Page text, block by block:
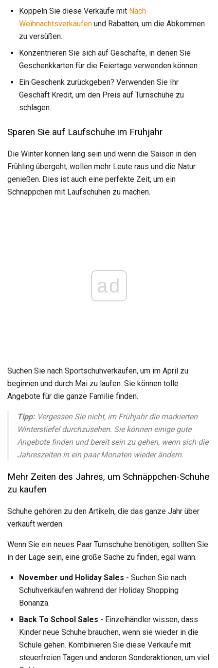
Koppeln Sie diese Verkäufe mit Nach-
Weihnachtsverkäufen und Rabatten, um die Abkommen
zu versüßen.
Konzentrieren Sie sich auf Geschäfte, in denen Sie
Geschenkkarten für die Feiertage verwenden können.
Ein Geschenk zurückgeben? Verwenden Sie Ihr
Geschäft Kredit, um den Preis auf Turnschuhe zu
schlagen.
Sparen Sie auf Laufschuhe im Frühjahr
Die Winter können lang sein und wenn die Saison in den
Frühling übergeht, wollen mehr Leute raus und die Natur
genießen. Dies ist auch eine perfekte Zeit, um ein
Schnäppchen mit Laufschuhen zu machen.
ad
Suchen Sie nach Sportschuhverkäufen, um im April zu
beginnen und durch Mai zu laufen. Sie können tolle
Angebote für die ganze Familie finden.
Tipp:Vergessen Sie nicht, im Frühjahr die markierten
Winterstiefel durchzusehen. Sie können einige gute
Angebote finden und bereit sein zu gehen, wenn sich die
Jahreszeiten in ein paar Monaten wieder ändern.
Mehr Zeiten des Jahres, um Schnäppchen-Schuhe
zu kaufen
Schuhe gehören zu den Artikeln, die das ganze Jahr über
verkauft werden.
Wenn Sie ein neues Paar Turnschuhe benötigen, sollten Sie
in der Lage sein, eine große Sache zu finden, egal wann.
November und Holiday Sales - Suchen Sie nach
Schuhverkäufen während der Holiday Shopping
Bonanza.
Back To School Sales - Einzelhändler wissen, dass
Kinder neue Schuhe brauchen, wenn sie wieder in die
Schule gehen. Kombinieren Sie diese Verkäufe mit
steuerfreien Tagen und anderen Sonderaktionen, um viel